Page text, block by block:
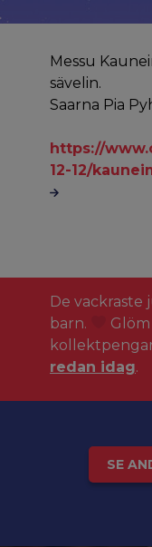
Messu
sävelin.
Saarna Pia
https://
12-12/
De
barn.
redan idag.
SE